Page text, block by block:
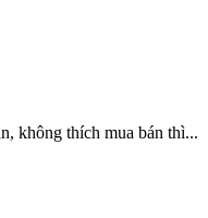
không thích mua bán thì...